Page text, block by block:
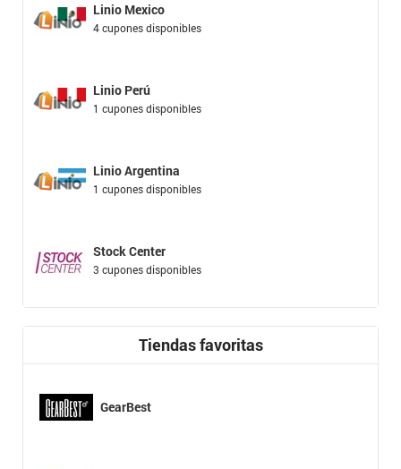
Linio Mexico
4 cupones disponibles
Linio Perú
1 cupones disponibles
Linio Argentina
1 cupones disponibles
Stock Center
3 cupones disponibles
Tiendas favoritas
GearBest